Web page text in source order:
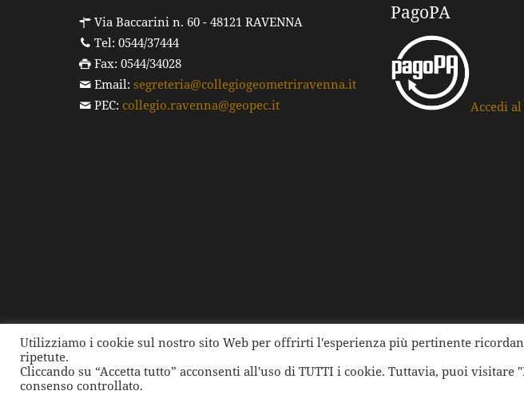
Via Baccarini n. 60 - 48121 RAVENNA
Tel: 0544/37444
Fax: 0544/34028
Email: segreteria@collegiogeometriravenna.it
PEC: collegio.ravenna@geopec.it
PagoPA
Accedi
© 2026 Collegio dei Geometri e dei Geometri Laureati della Provincia di
Utilizziamo i cookie sul nostro sito Web per offrirti l'esperienza più pertinente
ripetute.
Cliccando su “Accetta tutto” acconsenti all'uso di TUTTI i cookie. Tuttavia, puoi
consenso controllato.